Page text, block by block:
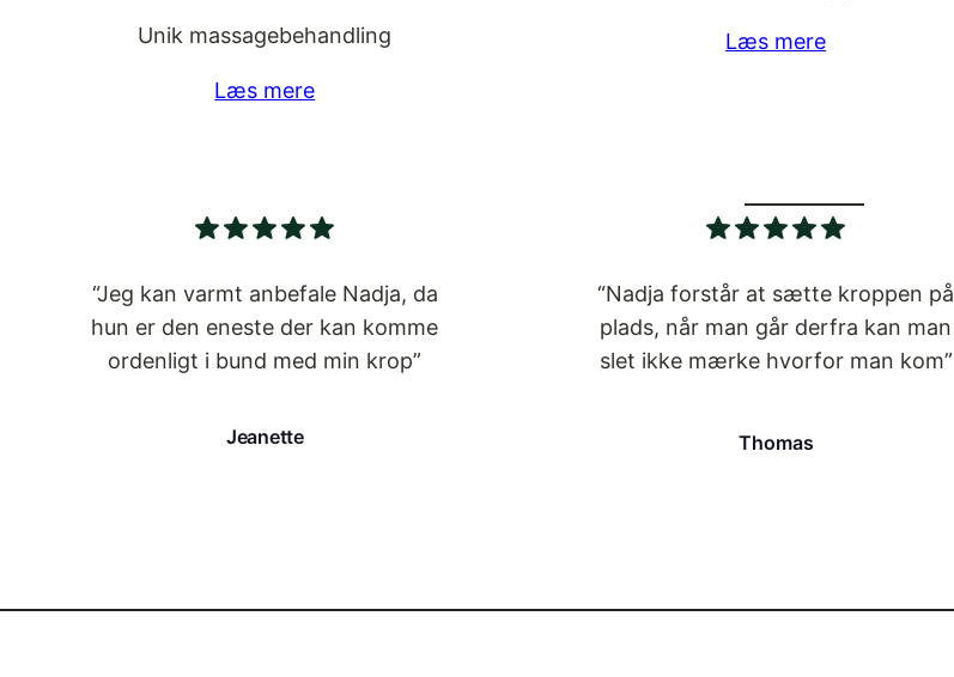
Unik massagebehandling
Læs mere
Læs mere
“Jeg kan varmt anbefale Nadja, da
hun er den eneste der kan komme
ordenligt i bund med min krop”
Jeanette
“Nadja forstår at sætte kroppen på
plads, når man går derfra kan man
slet ikke mærke hvorfor man kom”
Thomas